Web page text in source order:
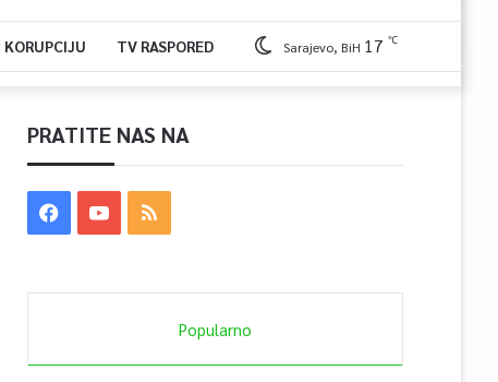
KORUPCIJU TV RASPORED Sarajevo, BiH 17 ℃
PRATITE NAS NA
Popularno